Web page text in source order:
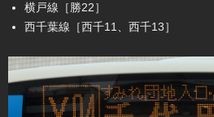
横戸線［勝22］
西千葉線［西千11、西千13］